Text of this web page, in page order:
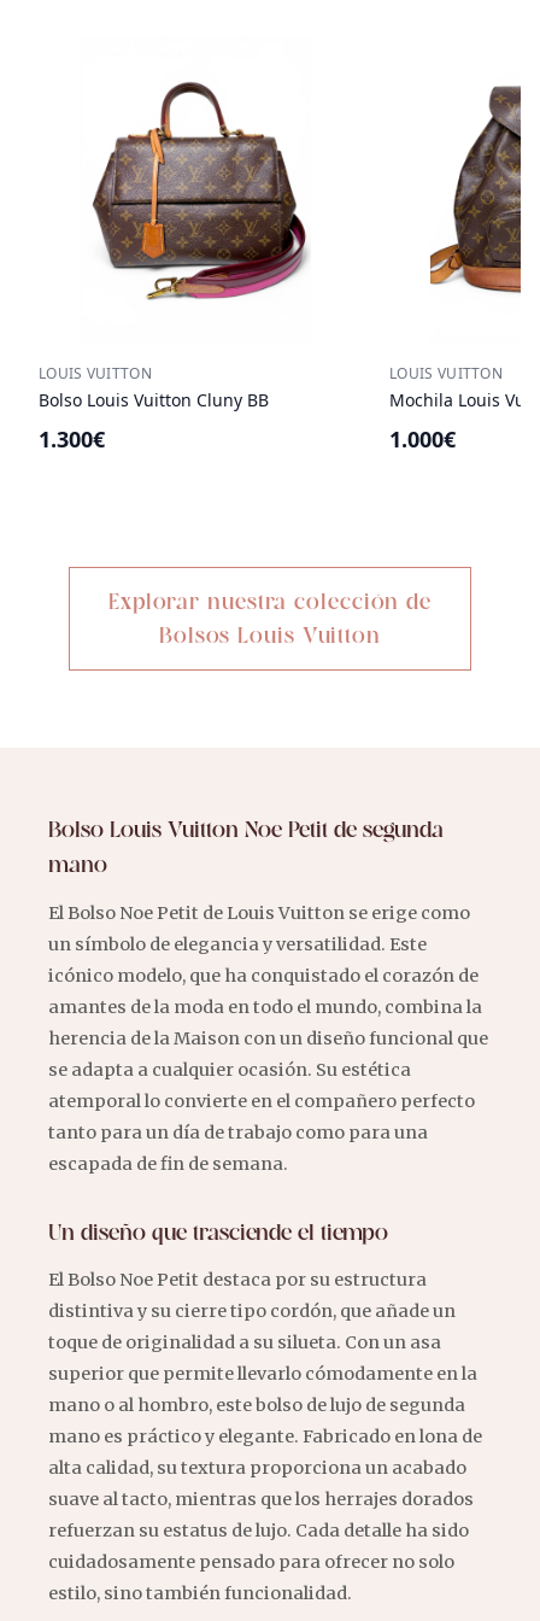
LOUIS VUITTON
Bolso Louis Vuitton Cluny BB
1.300€
LOUIS VUITTON
Mochila Louis
1.000€
Explorar nuestra colección de
Bolsos Louis Vuitton
Bolso Louis Vuitton Noe Petit de segunda
mano
El Bolso Noe Petit de Louis Vuitton se erige como
un símbolo de elegancia y versatilidad. Este
icónico modelo, que ha conquistado el corazón de
amantes de la moda en todo el mundo, combina la
herencia de la Maison con un diseño funcional que
se adapta a cualquier ocasión. Su estética
atemporal lo convierte en el compañero perfecto
tanto para un día de trabajo como para una
escapada de fin de semana.
Un diseño que trasciende el tiempo
El Bolso Noe Petit destaca por su estructura
distintiva y su cierre tipo cordón, que añade un
toque de originalidad a su silueta. Con un asa
superior que permite llevarlo cómodamente en la
mano o al hombro, este bolso de lujo de segunda
mano es práctico y elegante. Fabricado en lona de
alta calidad, su textura proporciona un acabado
suave al tacto, mientras que los herrajes dorados
refuerzan su estatus de lujo. Cada detalle ha sido
cuidadosamente pensado para ofrecer no solo
estilo, sino también funcionalidad.